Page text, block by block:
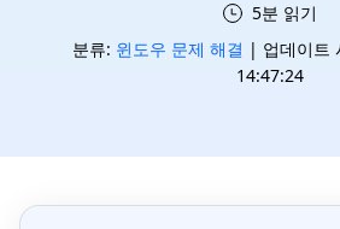
5분 읽기
분류: 윈도우 문제 해결 | 업데이트
14:47:24